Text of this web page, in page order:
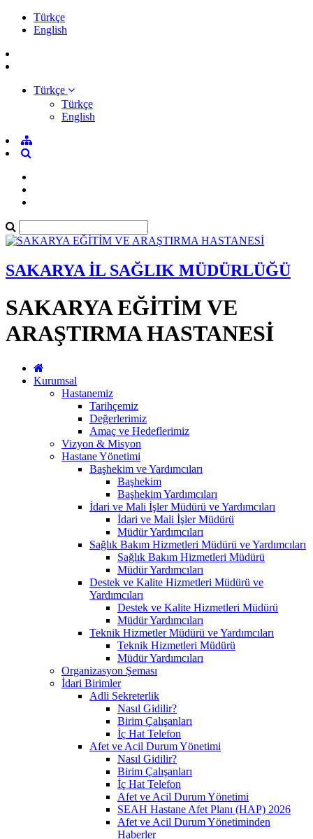
Türkçe
English
Türkçe
Türkçe
English
SAKARYA İL SAĞLIK MÜDÜRLÜĞÜ
SAKARYA EĞİTİM VE
ARAŞTIRMA HASTANESİ
Kurumsal
Hastanemiz
Tarihçemiz
Değerlerimiz
Amaç ve Hedeflerimiz
Vizyon & Misyon
Hastane Yönetimi
Başhekim ve Yardımcıları
Başhekim
Başhekim Yardımcıları
İdari ve Mali İşler Müdürü ve Yardımcıları
İdari ve Mali İşler Müdürü
Müdür Yardımcıları
Sağlık Bakım Hizmetleri Müdürü ve Yardımcıları
Sağlık Bakım Hizmetleri Müdürü
Müdür Yardımcıları
Destek ve Kalite Hizmetleri Müdürü ve
Yardımcıları
Destek ve Kalite Hizmetleri Müdürü
Müdür Yardımcıları
Teknik Hizmetler Müdürü ve Yardımcıları
Teknik Hizmetleri Müdürü
Müdür Yardımcıları
Organizasyon Şeması
İdari Birimler
Adli Sekreterlik
Nasıl Gidilir?
Birim Çalışanları
İç Hat Telefon
Afet ve Acil Durum Yönetimi
Nasıl Gidilir?
Birim Çalışanları
İç Hat Telefon
Afet ve Acil Durum Yönetimi
SEAH Hastane Afet Planı (HAP) 2026
Afet ve Acil Durum Yönetiminden
Haberler